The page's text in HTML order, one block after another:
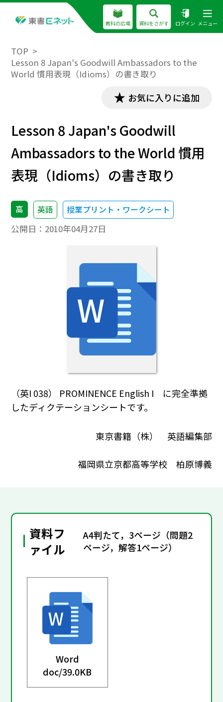
教科の広場 資料をさがす ログイン メニュー
TOP
Lesson 8 Japan's Goodwill Ambassadors to the
World 慣用表現（Idioms）の書き取り
お気に入りに追加
Lesson 8 Japan's Goodwill
Ambassadors to the World 慣用
表現（Idioms）の書き取り
高 英語 授業プリント・ワークシート
公開日： 2010年04月27日
（英I 038） PROMINENCE English I に完全準拠
したディクテーションシートです。
東京書籍（株） 英語編集部
福岡県立京都高等学校 柏原博義
資料フ
ァイル
A4判たて，3ページ（問題2
ページ，解答1ページ）
Word
doc/39.0KB